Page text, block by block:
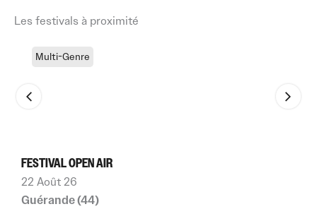
Les festivals à proximité
Multi-Genre
FESTIVAL OPEN AIR
22 Août 26
Guérande (44)